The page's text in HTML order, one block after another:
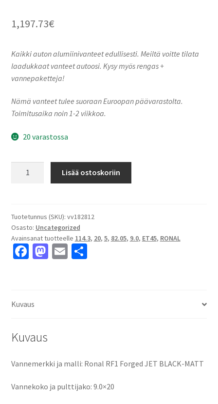
1,197.73€
Kaikki auton alumiinivanteet edullisesti. Meiltä voitte tilata
laadukkaat vanteet autoosi. Kysy myös rengas +
vannepaketteja!
Nämä vanteet tulee suoraan Euroopan päävarastolta.
Toimitusaika noin 1-2 viikkoa.
20 varastossa
BLACK-
MATT
9.0x20"
5x114.3
Lisää ostoskoriin
Tuotetunnus (SKU): vv182812
Osasto: Uncategorized
Avainsanat tuotteelle 114.3, 20, 5, 82.05, 9.0, ET45, RONAL
Fa
o
M E S
Kuvaus
Kuvaus
Vannemerkki ja malli: Ronal RF1 Forged JET BLACK-MATT
Vannekoko ja pulttijako: 9.0×20